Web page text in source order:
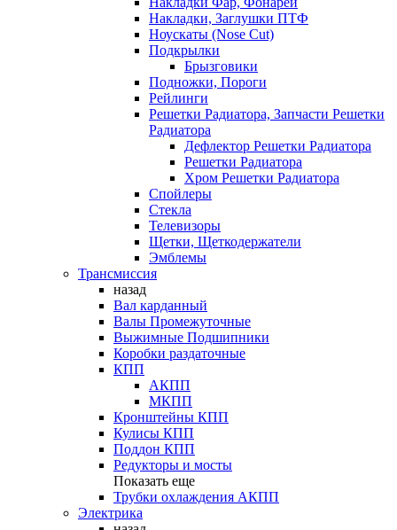
Накладки, Заглушки ПТФ
Ноускаты (Nose Cut)
Подкрылки
Брызговики
Подножки, Пороги
Рейлинги
Решетки Радиатора, Запчасти Решетки
Радиатора
Дефлектор Решетки Радиатора
Решетки Радиатора
Хром Решетки Радиатора
Спойлеры
Стекла
Телевизоры
Щетки, Щеткодержатели
Эмблемы
Трансмиссия
назад
Вал карданный
Валы Промежуточные
Выжимные Подшипники
Коробки раздаточные
КПП
АКПП
МКПП
Кронштейны КПП
Кулисы КПП
Поддон КПП
Редукторы и мосты
Показать еще
Трубки охлаждения АКПП
Электрика